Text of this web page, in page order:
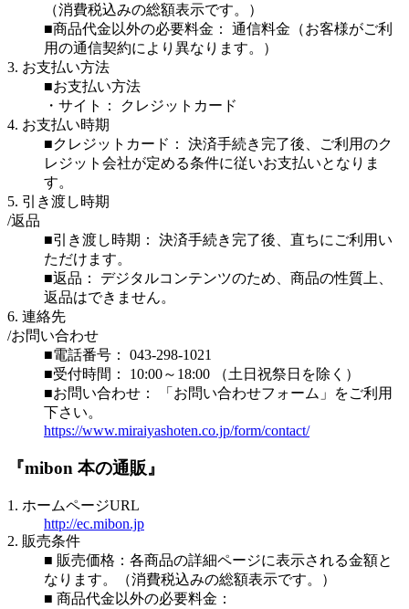
（消費税込みの総額表示です。）
■商品代金以外の必要料金： 通信料金（お客様がご利
用の通信契約により異なります。）
3. お支払い方法
■お支払い方法
・サイト： クレジットカード
4. お支払い時期
■クレジットカード： 決済手続き完了後、ご利用のク
レジット会社が定める条件に従いお支払いとなりま
す。
5. 引き渡し時期
/返品
■引き渡し時期： 決済手続き完了後、直ちにご利用い
ただけます。
■返品： デジタルコンテンツのため、商品の性質上、
返品はできません。
6. 連絡先
/お問い合わせ
■電話番号： 043-298-1021
■受付時間： 10:00～18:00 （土日祝祭日を除く）
■お問い合わせ： 「お問い合わせフォーム」をご利用
下さい。
https://www.miraiyashoten.co.jp/form/contact/
『mibon 本の通販』
1. ホームページURL
http://ec.mibon.jp
2. 販売条件
■ 販売価格：各商品の詳細ページに表示される金額と
なります。（消費税込みの総額表示です。）
■ 商品代金以外の必要料金：